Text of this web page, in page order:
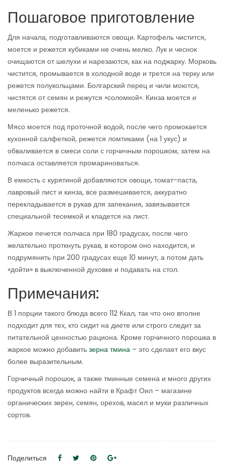
Пошаговое приготовление
Для начала, подготавливаются овощи. Картофель чистится,
моется и режется кубиками не очень мелко. Лук и чеснок
очищаются от шелухи и нарезаются, как на поджарку. Морковь
чистится, промывается в холодной воде и трется на терку или
режется полукольцами. Болгарский перец и чили моются,
чистятся от семян и режутся «соломкой». Кинза моется и
меленько режется.
Мясо моется под проточной водой, после чего промокается
кухонной салфеткой, режется ломтиками (на 1 укус) и
обваливается в смеси соли с горчичным порошком, затем на
полчаса оставляется промариноваться.
В емкость с курятиной добавляются овощи, томат-паста,
лавровый лист и кинза, все размешивается, аккуратно
перекладывается в рукав для запекания, завязывается
специальной тесемкой и кладется на лист.
Жаркое печется полчаса при 180 градусах, после чего
желательно проткнуть рукав, в котором оно находится, и
подрумянить при 200 градусах еще 10 минут, а потом дать
«дойти» в выключенной духовке и подавать на стол.
Примечания:
В 1 порции такого блюда всего 112 Ккал, так что оно вполне
подходит для тех, кто сидит на диете или строго следит за
питательной ценностью рациона. Кроме горчичного порошка в
жаркое можно добавить зерна тмина – это сделает его вкус
более выразительным.
Горчичный порошок, а также тминные семена и много других
продуктов всегда можно найти в Крафт Оил – магазине
органических зерен, семян, орехов, масел и муки различных
сортов.
Поделиться